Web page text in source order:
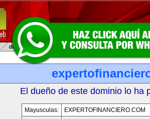
El dueño de este dominio lo ha
Mayusculas:
EXPERTOFINANCIERO.COM